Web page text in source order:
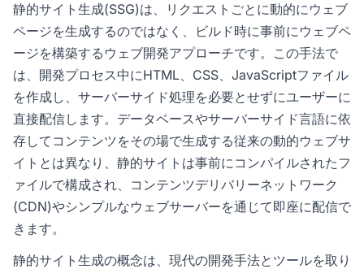
静的サイト生成(SSG)は、リクエストごとに動的にウェブ
ページを生成するのではなく、ビルド時に事前にウェブペ
ージを構築するウェブ開発アプローチです。この手法で
は、開発プロセス中にHTML、CSS、JavaScriptファイル
を作成し、サーバーサイド処理を必要とせずにユーザーに
直接配信します。データベースやサーバーサイド言語に依
存してコンテンツをその場で生成する従来の動的ウェブサ
イトとは異なり、静的サイトは事前にコンパイルされたフ
ァイルで構成され、コンテンツデリバリーネットワーク
(CDN)やシンプルなウェブサーバーを通じて即座に配信で
きます。
静的サイト生成の概念は、現代の開発手法とツールを取り